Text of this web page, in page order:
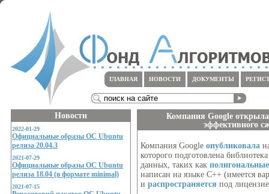
ДОКУМЕНТЫ
НОВОСТИ
ГЛАВНАЯ
Новости
2022-01-29
Официальные образы ОС Ubuntu
релиза 20.04.3
2021-07-29
Официальные образы ОС Ubuntu
релиза 18.04 (в формате minimal)
2021-07-15
Компания Google
эффективного
Компания Google опубликовала
которого подготовлена
данных, таких как
написан на языке С++ (имеется
и распространяется под